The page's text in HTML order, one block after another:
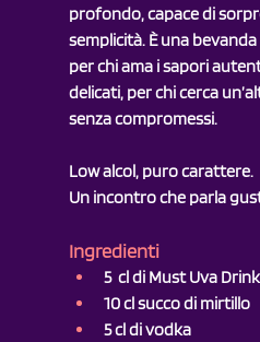
profondo, capace di
semplicità. È una
per chi ama i sapori
delicati, per chi cerca
senza compromessi.
Low alcol, puro carattere.
Un incontro che parla
Ingredienti
5  cl di Must Uva Drink
10 cl succo di mirtillo
5 cl di vodka